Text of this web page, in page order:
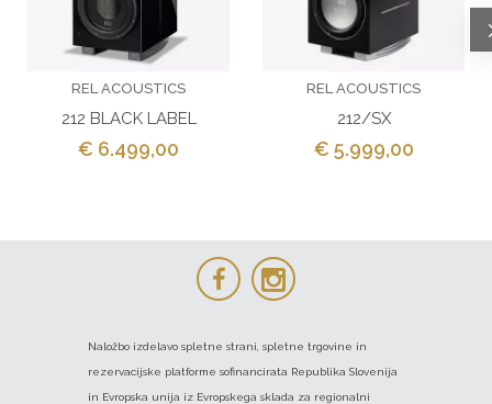
REL ACOUSTICS
212 BLACK LABEL
€ 6.499,00
REL ACOUSTICS
212/SX
€ 5.999,00
Naložbo izdelavo spletne strani, spletne trgovine in
rezervacijske platforme sofinancirata Republika Slovenija
in Evropska unija iz Evropskega sklada za regionalni